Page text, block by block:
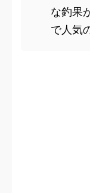
な釣果
で人気